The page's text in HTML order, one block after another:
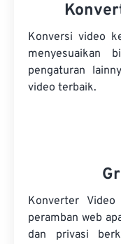
Konversi video
menyesuaikan
pengaturan
video terbaik.
Konverter
peramban web
dan privasi